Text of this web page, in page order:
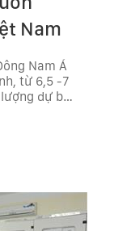
Nam
Nam Á
từ 6,5 -7
dự báo
đặc